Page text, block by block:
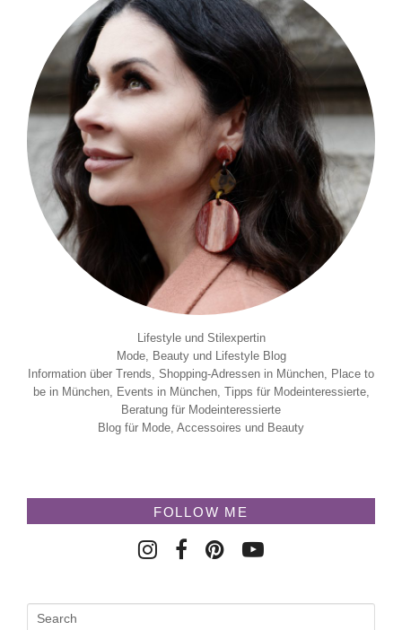
Lifestyle und Stilexpertin
Mode, Beauty und Lifestyle Blog
Information über Trends, Shopping-Adressen in München, Place to
be in München, Events in München, Tipps für Modeinteressierte,
Beratung für Modeinteressierte
Blog für Mode, Accessoires und Beauty
FOLLOW ME